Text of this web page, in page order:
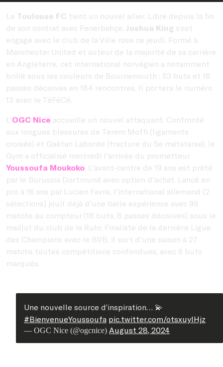
Le Toulouse FC tient un nouvel ailier. Libre depuis la fin
de son contrat avec Fenerbahçe, Joshua King s’est
engagé avec le club de la Ville rose ce jeudi. Formé à
Manchester United et auteur de la majorité de sa carrière
en Angleterre, cet international norvégien a notamment
brillé sous les couleurs de Bournemouth : 53 buts et 18
passes décisives en 184 rencontres. Il portera le numéro
13 avec le TéFéCé.
L'OGC Nice accueille un nouvel attaquant. Confronté
aux longues blessures de Terem Moffi (ligaments
croisés) et Gaëtan Laborde (fracture du 5e métatarse), le
Gym a officialisé mercredi l'arrivée du prometteur
Youssoufa Moukoko. L'avant-centre de 19 ans est prêté
par le Borussia Dortmund avec option d'achat. Lancé en
pro à 16 ans par Lucien Favre, l'international allemand (2
sélections) jouit déjà d'une belle expérience avec 99
matchs au compteur (18 buts, 8 passes décisives) sous le
maillot du club de la Ruhr. Finaliste de la dernière Ligue
des Champions avec le BVB, il sort d'une saison à 27
matchs toutes compétitions confondues, avec 6 buts
marqués.
Une nouvelle source d’inspiration… 💫
#BienvenueYoussoufa pic.twitter.com/otsxuyIHjz
— OGC Nice (@ogcnice) August 28, 2024